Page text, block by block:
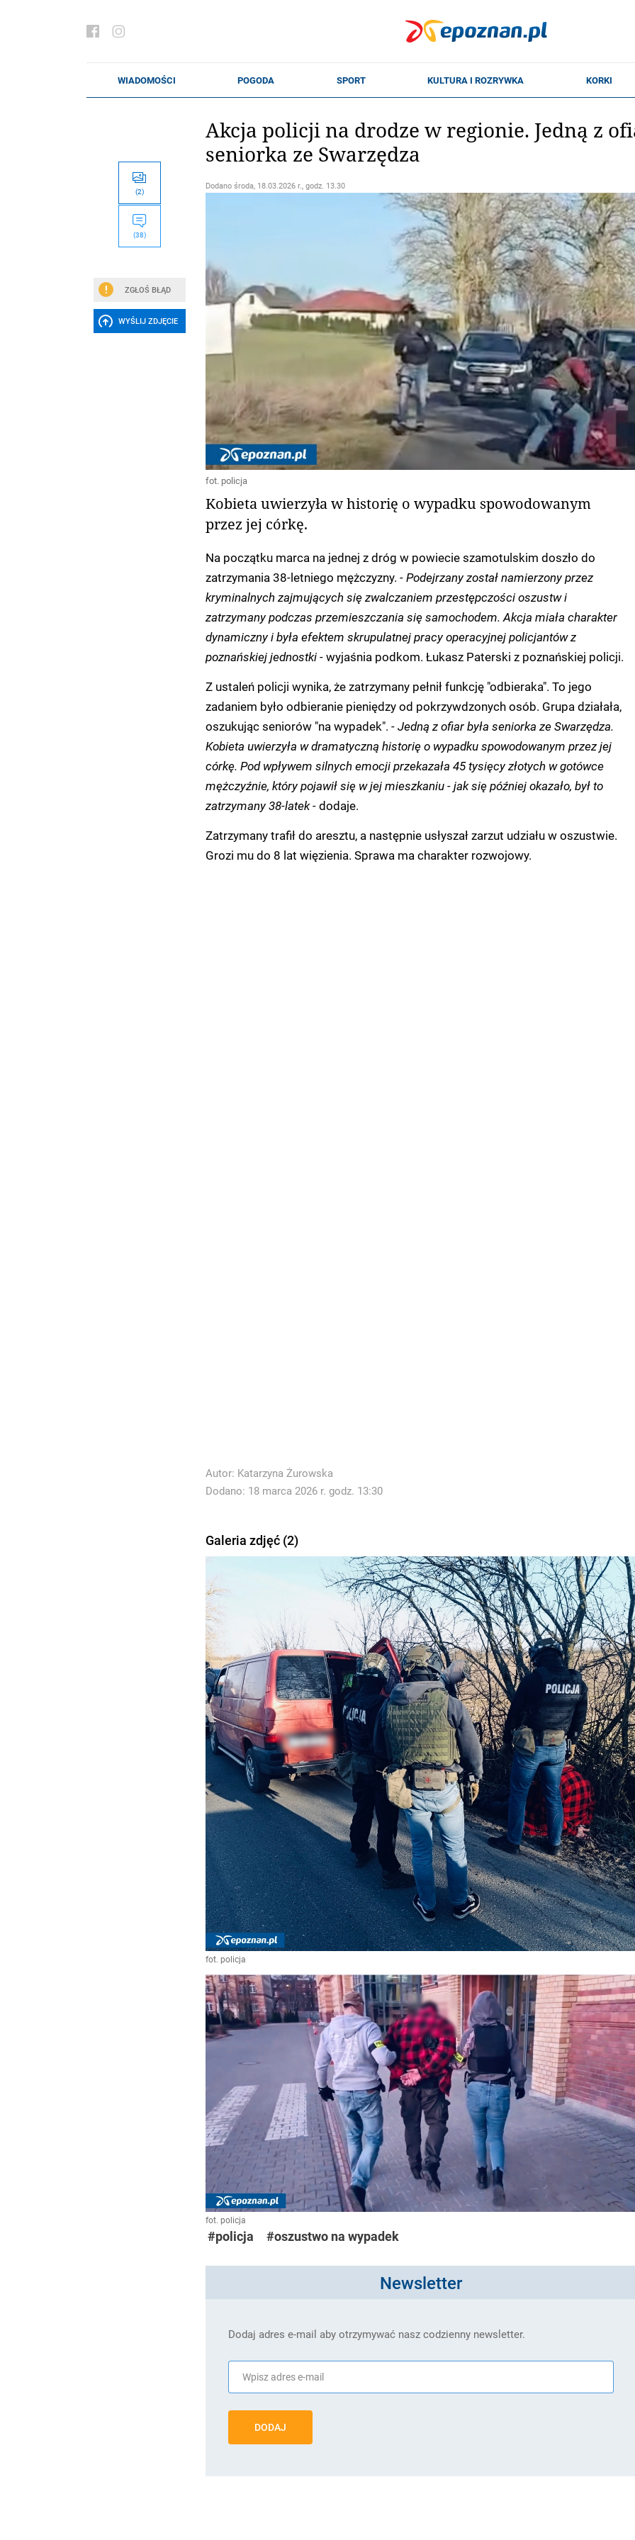
(2)
(38)
ZGŁOŚ BŁĄD
WYŚLIJ ZDJĘCIE
Akcja policji na drodze w regionie. Jedną z
seniorka ze Swarzędza
Dodano środa, 18.03.2026 r., godz. 13.30
fot. policja
Kobieta uwierzyła w historię o wypadku spowodowanym
przez jej córkę.
Na początku marca na jednej z dróg w powiecie szamotulskim doszło do
zatrzymania 38-letniego mężczyzny. - Podejrzany został namierzony przez
kryminalnych zajmujących się zwalczaniem przestępczości oszustw i
zatrzymany podczas przemieszczania się samochodem. Akcja miała charakter
dynamiczny i była efektem skrupulatnej pracy operacyjnej policjantów z
poznańskiej jednostki -wyjaśnia podkom. Łukasz Paterski z poznańskiej policji.
Z ustaleń policji wynika, że zatrzymany pełnił funkcję "odbieraka". To jego
zadaniem było odbieranie pieniędzy od pokrzywdzonych osób. Grupa działała,
oszukując seniorów "na wypadek". - Jedną z ofiar była seniorka ze Swarzędza.
Kobieta uwierzyła w dramatyczną historię o wypadku spowodowanym przez jej
córkę. Pod wpływem silnych emocji przekazała 45 tysięcy złotych w gotówce
mężczyźnie, który pojawił się w jej mieszkaniu - jak się później okazało, był to
zatrzymany 38-latek -dodaje.
Zatrzymany trafił do aresztu, a następnie usłyszał zarzut udziału w oszustwie.
Grozi mu do 8 lat więzienia. Sprawa ma charakter rozwojowy.
Autor: Katarzyna Żurowska
Dodano: 18 marca 2026 r. godz. 13:30
Galeria zdjęć (2)
fot. policja
fot. policja
#policja #oszustwo na wypadek
Newsletter
Dodaj adres e-mail aby otrzymywać nasz codzienny newsletter.
DODAJ